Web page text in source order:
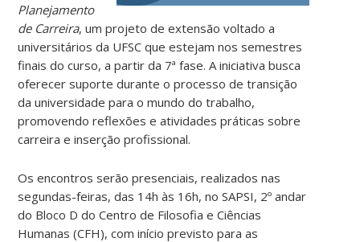
Planejamento
de Carreira, um projeto de extensão voltado a
universitários da UFSC que estejam nos semestres
finais do curso, a partir da 7ª fase. A iniciativa busca
oferecer suporte durante o processo de transição
da universidade para o mundo do trabalho,
promovendo reflexões e atividades práticas sobre
carreira e inserção profissional.
Os encontros serão presenciais, realizados nas
segundas-feiras, das 14h às 16h, no SAPSI, 2º andar
do Bloco D do Centro de Filosofia e Ciências
Humanas (CFH), com início previsto para as